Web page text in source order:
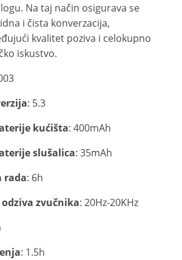
Na taj način osigurava se
i čista konverzacija,
kvalitet poziva i celokupno
iskustvo.
: 5.3
kućišta: 400mAh
slušalica: 35mAh
rada: 6h
zvučnika: 20Hz-20KHz
: 1.5h